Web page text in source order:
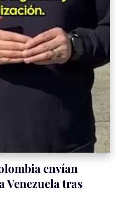
envían
Venezuela tras